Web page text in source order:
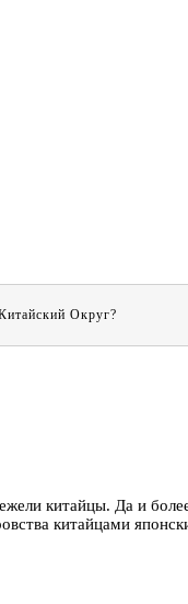
Округ?
китайцы. Да и
китайцами